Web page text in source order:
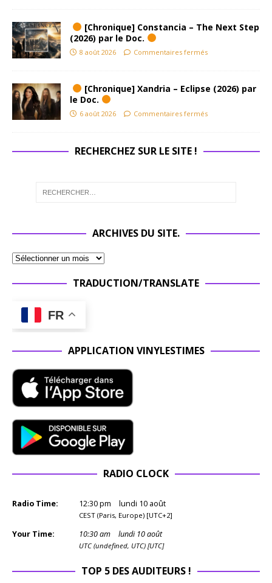
[Chronique] Constancia – The Next Step
(2026) par le Doc.
8 août 2026 Commentaires fermés
[Chronique] Xandria – Eclipse (2026) par
le Doc.
6 août 2026 Commentaires fermés
RECHERCHEZ SUR LE SITE !
ARCHIVES DU SITE.
TRADUCTION/TRANSLATE
FR
APPLICATION VINYLESTIMES
RADIO CLOCK
Radio Time: 12:30pm lundi 10 août
CEST (Paris, Europe) [UTC+2]
Your Time: 10:30am lundi 10 août
UTC (undefined, UTC) [UTC]
TOP 5 DES AUDITEURS !